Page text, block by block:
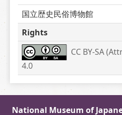
国立歴史民俗博物館
Rights
CC BY-SA
4.0
National Museum of